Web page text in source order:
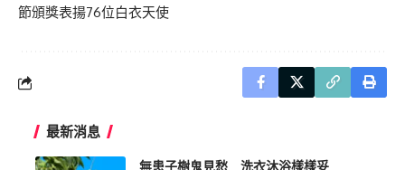
節頒獎表揚76位白衣天使
最新消息
無患子樹鬼見愁 洗衣沐浴樣樣妥